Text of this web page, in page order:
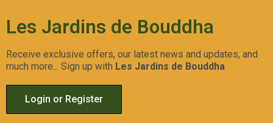
Les Jardins de Bouddha
Receive exclusive offers, our latest news and updates, and
much more... Sign up with Les Jardins de Bouddha
Login or Register